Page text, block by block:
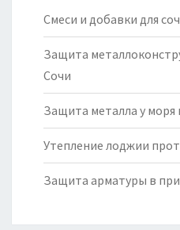
Смеси и добавки для
Защита
Сочи
Защита металла у моря
Утепление лоджии
Защита арматуры в